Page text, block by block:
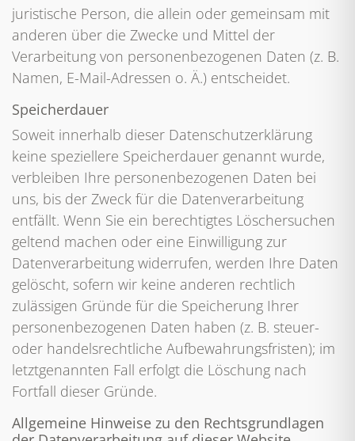
juristische Person, die allein oder gemeinsam mit
anderen über die Zwecke und Mittel der
Verarbeitung von personenbezogenen Daten (z. B.
Namen, E-Mail-Adressen o. Ä.) entscheidet.
Speicherdauer
Soweit innerhalb dieser Datenschutzerklärung
keine speziellere Speicherdauer genannt wurde,
verbleiben Ihre personenbezogenen Daten bei
uns, bis der Zweck für die Datenverarbeitung
entfällt. Wenn Sie ein berechtigtes Löschersuchen
geltend machen oder eine Einwilligung zur
Datenverarbeitung widerrufen, werden Ihre Daten
gelöscht, sofern wir keine anderen rechtlich
zulässigen Gründe für die Speicherung Ihrer
personenbezogenen Daten haben (z. B. steuer-
oder handelsrechtliche Aufbewahrungsfristen); im
letztgenannten Fall erfolgt die Löschung nach
Fortfall dieser Gründe.
Allgemeine Hinweise zu den Rechtsgrundlagen